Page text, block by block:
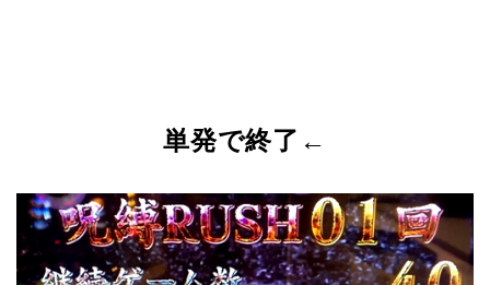
単発で終了←